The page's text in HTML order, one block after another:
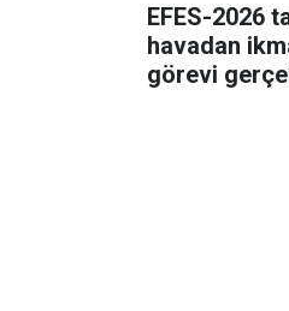
EFES-2026
havadan
görevi